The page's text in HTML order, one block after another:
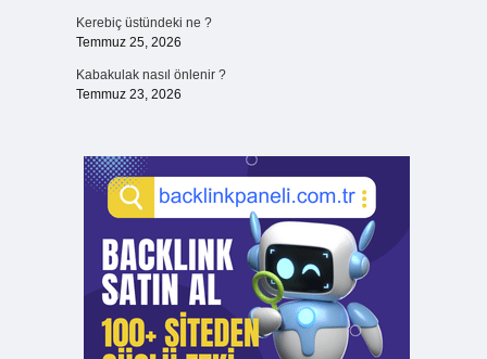
Kerebiç üstündeki ne ?
Temmuz 25, 2026
Kabakulak nasıl önlenir ?
Temmuz 23, 2026